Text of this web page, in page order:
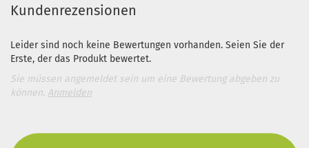
Kundenrezensionen
Leider sind noch keine Bewertungen vorhanden. Seien Sie der
Erste, der das Produkt bewertet.
Sie müssen angemeldet sein um eine Bewertung abgeben zu
können. Anmelden